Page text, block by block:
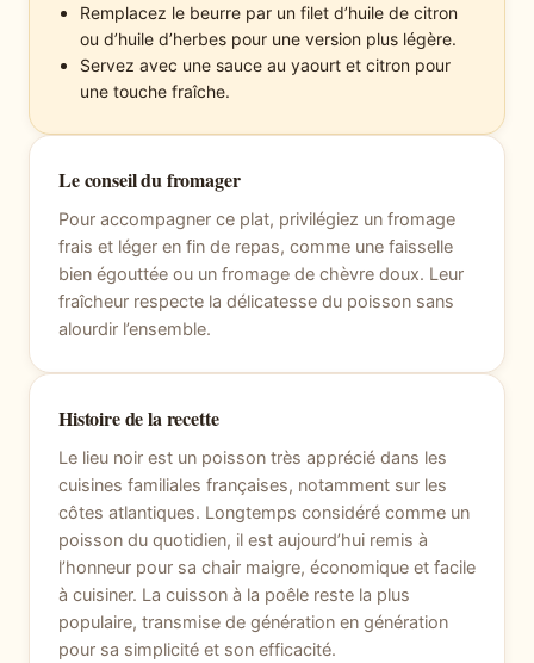
Remplacez le beurre par un filet d’huile de citron
ou d’huile d’herbes pour une version plus légère.
Servez avec une sauce au yaourt et citron pour
une touche fraîche.
Le conseil du fromager
Pour accompagner ce plat, privilégiez un fromage
frais et léger en fin de repas, comme une faisselle
bien égouttée ou un fromage de chèvre doux. Leur
fraîcheur respecte la délicatesse du poisson sans
alourdir l’ensemble.
Histoire de la recette
Le lieu noir est un poisson très apprécié dans les
cuisines familiales françaises, notamment sur les
côtes atlantiques. Longtemps considéré comme un
poisson du quotidien, il est aujourd’hui remis à
l’honneur pour sa chair maigre, économique et facile
à cuisiner. La cuisson à la poêle reste la plus
populaire, transmise de génération en génération
pour sa simplicité et son efficacité.